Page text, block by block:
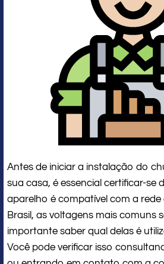
Antes de iniciar a instalação do
sua casa, é essencial certificar-se
aparelho é compatível com a rede
Brasil, as voltagens mais comuns
importante saber qual delas é
Você pode verificar isso